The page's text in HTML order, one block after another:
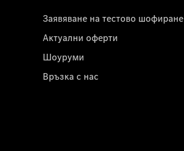
Заявяване на тестово шофиране
Актуални оферти
Шоуруми
Връзка с нас